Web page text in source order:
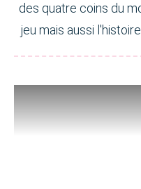
des quatre coins du
jeu mais aussi